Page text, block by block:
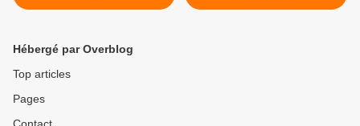
Hébergé par Overblog
Top articles
Pages